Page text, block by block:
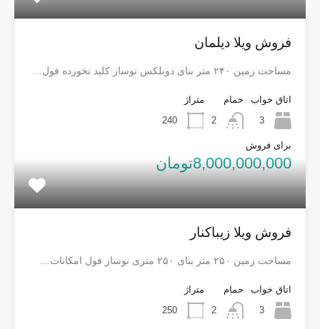
فروش ویلا دیلمان
مساحت زمین ۲۴۰ متر بنای دوبلکس نوساز کلید نخورده فول…
اتاق خواب
3
حمام
2
متراژ
240
برای فروش
8,000,000,000تومان
فروش ویلا زیباکنار
مساحت زمین ۲۵۰ متر بنای ۲۵۰ متری نوساز فول امکانات…
اتاق خواب
3
حمام
2
متراژ
250